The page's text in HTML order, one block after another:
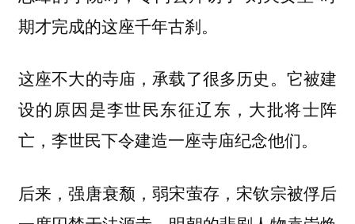
期才完成的这座千年古刹。
这座不大的寺庙，承载了很多历史。它被建
设的原因是李世民东征辽东，大批将士阵
亡，李世民下令建造一座寺庙纪念他们。
后来，强唐衰颓，弱宋萤存，宋钦宗被俘后